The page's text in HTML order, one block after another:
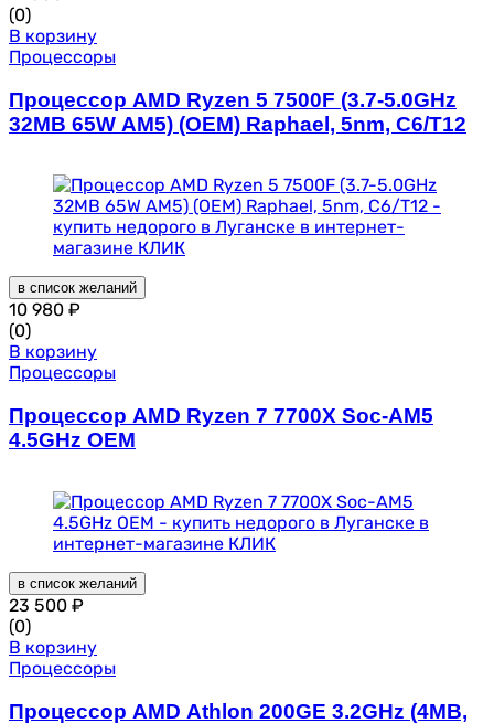
(0)
В корзину
Процессоры
Процессор AMD Ryzen 5 7500F (3.7-5.0GHz
32MB 65W AM5) (OEM) Raphael, 5nm, C6/T12
в список желаний
10 980 ₽
(0)
В корзину
Процессоры
Процессор AMD Ryzen 7 7700X Soc-AM5
4.5GHz OEM
в список желаний
23 500 ₽
(0)
В корзину
Процессоры
Процессор AMD Athlon 200GE 3.2GHz (4MB,